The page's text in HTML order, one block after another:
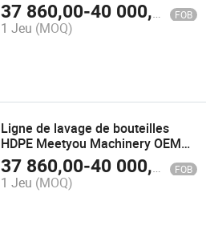
plastique avec des trous ligne de
production Chine ligne de
37 860,00-40 000,00 FOB
1 Jeu (MOQ)
Ligne de lavage de bouteilles
HDPE Meetyou Machinery OEM
sur mesure Chine usine de lavage
de déchets plastiques à faible
perte à vendre configuration
37 860,00-40 000,00 FOB
1 Jeu (MOQ)